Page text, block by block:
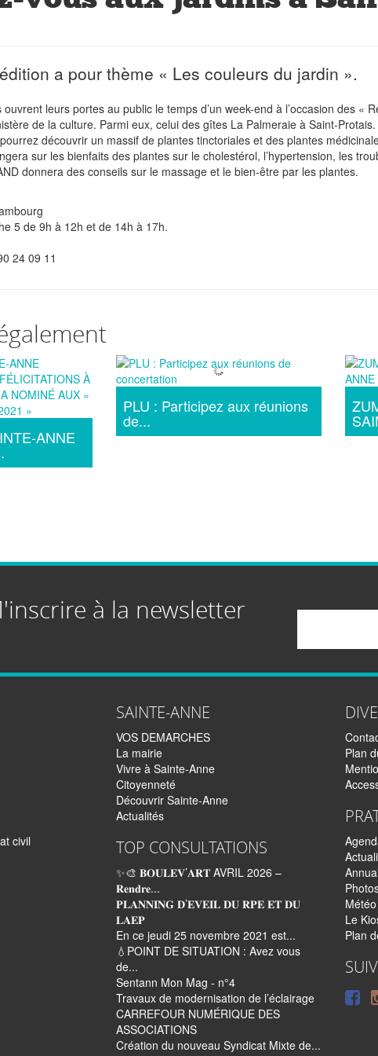
a pour thème « Les couleurs du jardin ».
leurs portes au public le temps d’un week-end à l’occasion des «
de la culture. Parmi eux, celui des gîtes La Palmeraie à Saint-Protais.
découvrir un massif de plantes tinctoriales et des plantes
sur les bienfaits des plantes sur le cholestérol, l’hypertension, les
donnera des conseils sur le massage et le bien-être par les plantes.
5 de 9h à 12h et de 14h à 17h.
24 09 11
ANNE
PLU : Participez aux réunions
de...
à la newsletter
civil
SAINTE-ANNE
VOS DEMARCHES
La mairie
Vivre à Sainte-Anne
Citoyenneté
Découvrir Sainte-Anne
Actualités
TOP CONSULTATIONS
✨🎨 𝐁𝐎𝐔𝐋𝐄𝐕’𝐀𝐑𝐓 AVRIL 2026 –
𝐑𝐞𝐧𝐝𝐫𝐞...
𝐏𝐋𝐀𝐍𝐍𝐈𝐍𝐆 𝐃’𝐄𝐕𝐄𝐈𝐋 𝐃𝐔 𝐑𝐏𝐄 𝐄𝐓 𝐃𝐔
𝐋𝐀𝐄𝐏
En ce jeudi 25 novembre 2021 est...
💧POINT DE SITUATION : Avez vous
de...
Sentann Mon Mag - n°4
Travaux de modernisation de l’éclairage
CARREFOUR NUMÉRIQUE DES
ASSOCIATIONS
Création du nouveau Syndicat Mixte de...
Plan
Météo
Le
Plan